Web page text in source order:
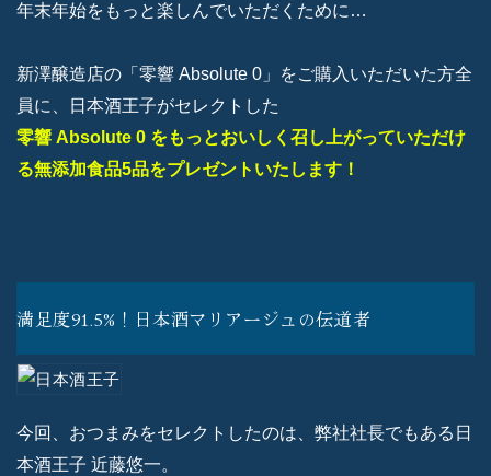
年末年始をもっと楽しんでいただくために…
新澤醸造店の「零響 Absolute 0」をご購入いただいた方全
員に、日本酒王子がセレクトした
零響 Absolute 0 をもっとおいしく召し上がっていただけ
る無添加食品5品をプレゼントいたします！
満足度91.5%！日本酒マリアージュの伝道者
今回、おつまみをセレクトしたのは、弊社社長でもある日
本酒王子 近藤悠一。